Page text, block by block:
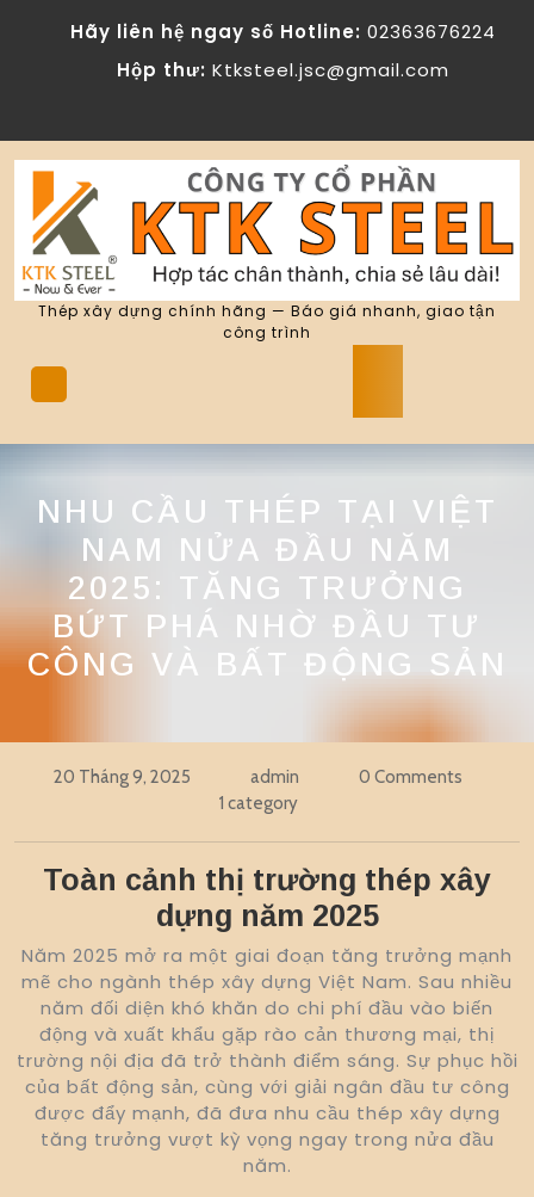
Hãy liên hệ ngay số Hotline: 02363676224
Hộp thư: Ktksteel.jsc@gmail.com
Thép xây dựng chính hãng — Báo giá nhanh, giao tận
công trình
NHU CẦU THÉP TẠI VIỆT
NAM NỬA ĐẦU NĂM
2025: TĂNG TRƯỞNG
BỨT PHÁ NHỜ ĐẦU TƯ
CÔNG VÀ BẤT ĐỘNG SẢN
20 Tháng 9, 2025 admin
0 Comments
1 category
Toàn cảnh thị trường thép xây
dựng năm 2025
Năm 2025 mở ra một giai đoạn tăng trưởng mạnh
mẽ cho ngành thép xây dựng Việt Nam. Sau nhiều
năm đối diện khó khăn do chi phí đầu vào biến
động và xuất khẩu gặp rào cản thương mại, thị
trường nội địa đã trở thành điểm sáng. Sự phục hồi
của bất động sản, cùng với giải ngân đầu tư công
được đẩy mạnh, đã đưa nhu cầu thép xây dựng
tăng trưởng vượt kỳ vọng ngay trong nửa đầu
năm.